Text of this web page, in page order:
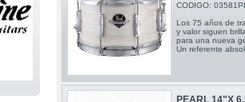
CODIGO:
Los 75 años de
y valor siguen
para una nueva
Un referente
PEARL 14"X